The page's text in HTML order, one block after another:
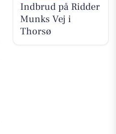
Indbrud på Ridder
Munks Vej i
Thorsø